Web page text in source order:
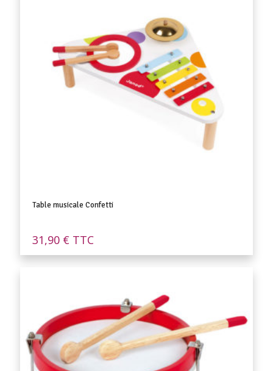
Table musicale Confetti
31,90 € TTC